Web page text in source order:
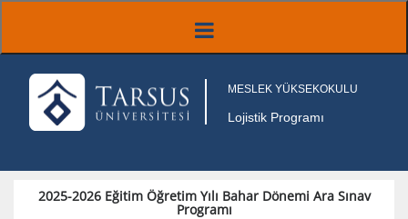
MESLEK YÜKSEKOKULU
Lojistik Programı
2025-2026 Eğitim Öğretim Yılı Bahar Dönemi Ara Sınav
Programı